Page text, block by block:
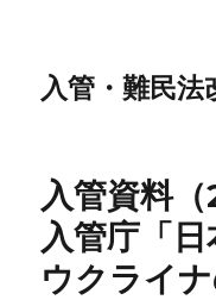
入管・難民法
入管資料
入管庁「
ウクライ